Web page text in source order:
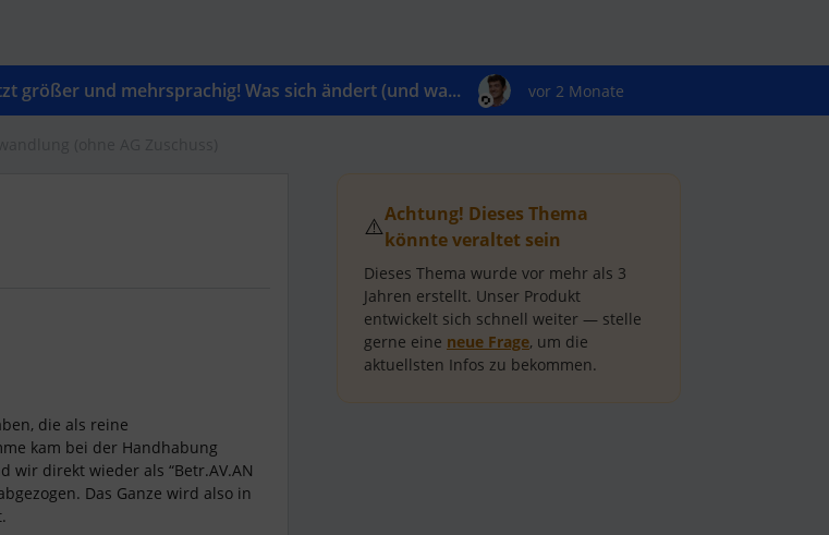
größer und mehrsprachig! Was sich ändert (und wa... vor 2 Monate
die als reine
kam bei der Handhabung
wir direkt wieder als “Betr.AV.AN
Das Ganze wird also in
⚠️Achtung! Dieses Thema
könnte veraltet sein
Dieses Thema wurde vor mehr als 3
Jahren erstellt. Unser Produkt
entwickelt sich schnell weiter — stelle
gerne eine neue Frage, um die
aktuellsten Infos zu bekommen.